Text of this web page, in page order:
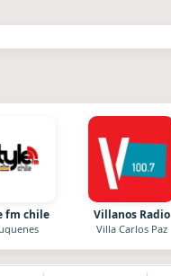
fm chile Villanos Radio
Villa Carlos Paz